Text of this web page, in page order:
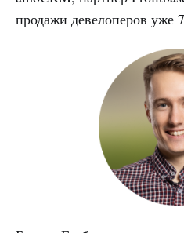
продажи девелоперов уже